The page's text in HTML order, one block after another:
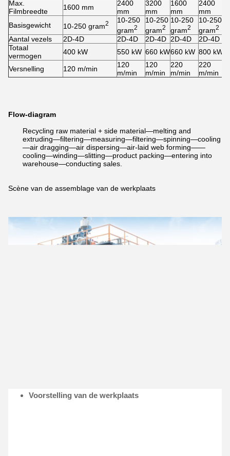
Max.
Filmbreedte
1600 mm
2400
mm
3200
mm
1600
mm
2400
mm
Basisgewicht
10-250 gram2
10-250
gram2
10-250
gram2
10-250
gram2
10-250
gram2
Aantal vezels
2D-4D 2D-4D 2D-4D 2D-4D 2D-4D
Totaal
vermogen
400 kW 550 kW 660 kW660 kW 800 kW
Versnelling
120 m/min
120
m/min
120
m/min
220
m/min
220
m/min
Flow-diagram
Recycling raw material + side material—melting and
extruding—filtering—measuring—filtering—spinning—cooling
—air dragging—air dispersing—air-laid web forming——
cooling—winding—slitting—product packing—entering into
warehouse—conducting sales.
Scène van de assemblage van de werkplaats
Voorstelling van de werkplaats